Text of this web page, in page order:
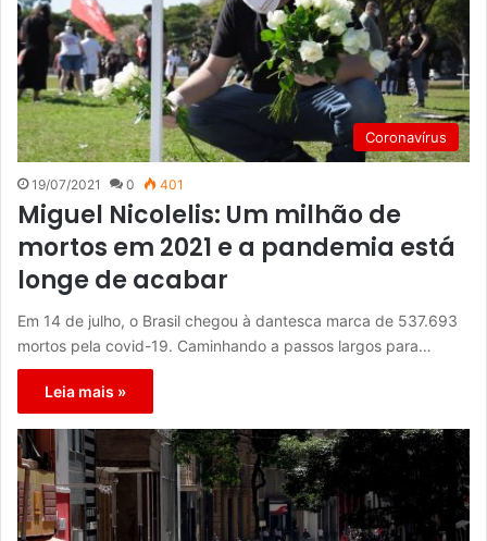
Coronavírus
19/07/2021 0 401
Miguel Nicolelis: Um milhão de
mortos em 2021 e a pandemia está
longe de acabar
Em 14 de julho, o Brasil chegou à dantesca marca de 537.693
mortos pela covid-19. Caminhando a passos largos para…
Leia mais »